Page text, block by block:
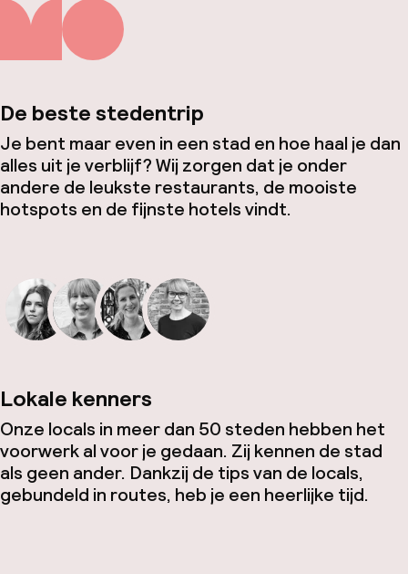
De beste stedentrip
Je bent maar even in een stad en hoe haal je dan
alles uit je verblijf? Wij zorgen dat je onder
andere de leukste restaurants, de mooiste
hotspots en de fijnste hotels vindt.
Lokale kenners
Onze locals in meer dan 50 steden hebben het
voorwerk al voor je gedaan. Zij kennen de stad
als geen ander. Dankzij de tips van de locals,
gebundeld in routes, heb je een heerlijke tijd.